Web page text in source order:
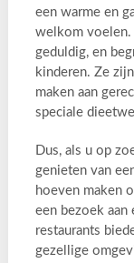
een warme en
welkom
geduldig, en
kinderen. Ze
maken aan
speciale
Dus, als u op
genieten van
hoeven maken
een bezoek
restaurants
gezellige